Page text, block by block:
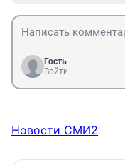
Гость
Войти
Новости СМИ2